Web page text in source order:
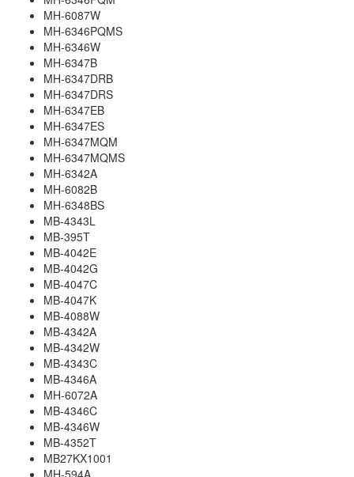
MH-6087W
MH-6346PQMS
MH-6346W
MH-6347B
MH-6347DRB
MH-6347DRS
MH-6347EB
MH-6347ES
MH-6347MQM
MH-6347MQMS
MH-6342A
MH-6082B
MH-6348BS
MB-4343L
MB-395T
MB-4042E
MB-4042G
MB-4047C
MB-4047K
MB-4088W
MB-4342A
MB-4342W
MB-4343C
MB-4346A
MH-6072A
MB-4346C
MB-4346W
MB-4352T
MB27KX1001
MH-594A